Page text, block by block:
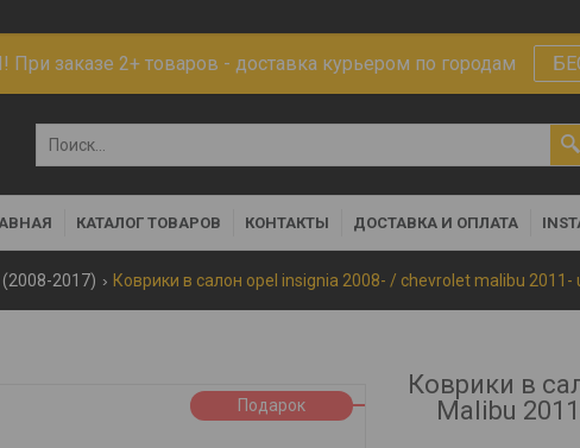
заказе 2+ товаров - доставка курьером по городам
КАТАЛОГ ТОВАРОВ КОНТАКТЫ ДОСТАВКА И ОПЛАТА
(2008-2017) Коврики в салон opel insignia 2008- / chevrolet malibu
Подарок
Коврики в
Malibu